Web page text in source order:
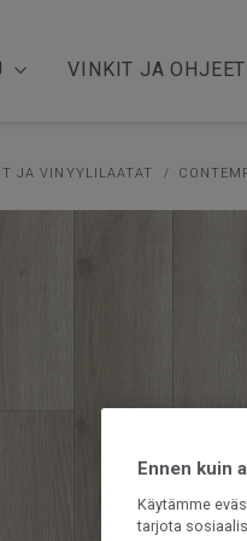
VINKIT JA OHJEET
JA VINYYLILAATAT
Ennen kuin
Käytämme
tarjota